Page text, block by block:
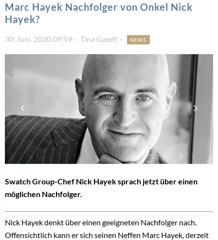
Marc Hayek Nachfolger von Onkel Nick
Hayek?
30. Juni. 2020 09:59 Tina Gaedt NEWS
Swatch Group-Chef Nick Hayek sprach jetzt über einen
möglichen Nachfolger.
Nick Hayek denkt über einen geeigneten Nachfolger nach.
Offensichtlich kann er sich seinen Neffen Marc Hayek, derzeit